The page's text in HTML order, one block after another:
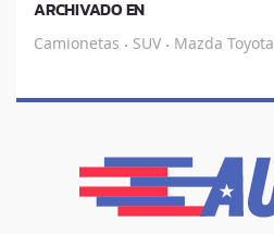
ARCHIVADO EN
Camionetas · SUV · Mazda Toyota